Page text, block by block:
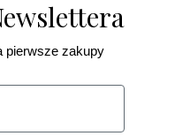
pierwsze zakupy